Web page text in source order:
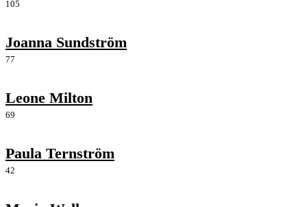
105
Joanna Sundström
77
Leone Milton
69
Paula Ternström
42